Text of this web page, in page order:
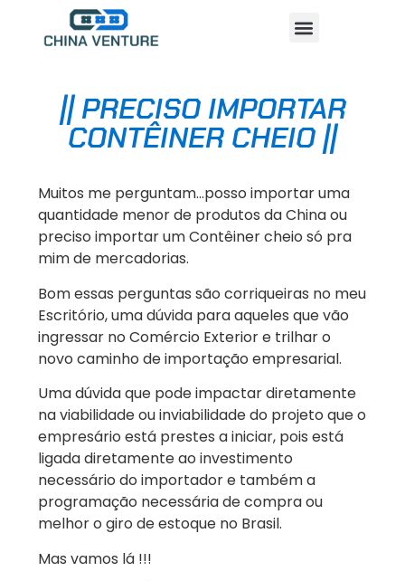
|| PRECISO IMPORTAR
CONTÊINER CHEIO ||
Muitos me perguntam…posso importar uma
quantidade menor de produtos da China ou
preciso importar um Contêiner cheio só pra
mim de mercadorias.
Bom essas perguntas são corriqueiras no meu
Escritório, uma dúvida para aqueles que vão
ingressar no Comércio Exterior e trilhar o
novo caminho de importação empresarial.
Uma dúvida que pode impactar diretamente
na viabilidade ou inviabilidade do projeto que o
empresário está prestes a iniciar, pois está
ligada diretamente ao investimento
necessário do importador e também a
programação necessária de compra ou
melhor o giro de estoque no Brasil.
Mas vamos lá !!!